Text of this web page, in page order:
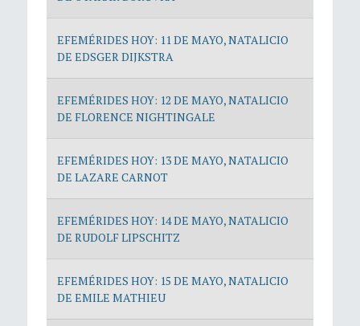
EFEMÉRIDES HOY: 11 DE MAYO, NATALICIO
DE EDSGER DIJKSTRA
EFEMÉRIDES HOY: 12 DE MAYO, NATALICIO
DE FLORENCE NIGHTINGALE
EFEMÉRIDES HOY: 13 DE MAYO, NATALICIO
DE LAZARE CARNOT
EFEMÉRIDES HOY: 14 DE MAYO, NATALICIO
DE RUDOLF LIPSCHITZ
EFEMÉRIDES HOY: 15 DE MAYO, NATALICIO
DE EMILE MATHIEU